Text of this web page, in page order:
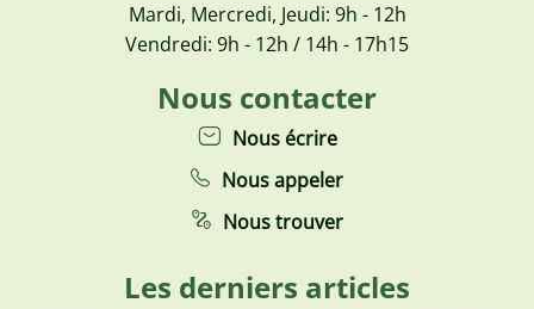
Mardi, Mercredi, Jeudi: 9h - 12h
Vendredi: 9h - 12h / 14h - 17h15
Nous contacter
Nous écrire
Nous appeler
Nous trouver
Les derniers articles